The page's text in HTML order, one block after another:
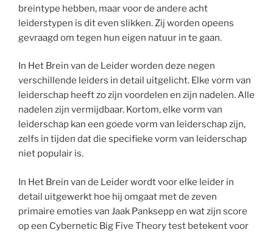
breintype hebben, maar voor de andere acht
leiderstypen is dit even slikken. Zij worden opeens
gevraagd om tegen hun eigen natuur in te gaan.
In Het Brein van de Leider worden deze negen
verschillende leiders in detail uitgelicht. Elke vorm van
leiderschap heeft zo zijn voordelen en zijn nadelen. Alle
nadelen zijn vermijdbaar. Kortom, elke vorm van
leiderschap kan een goede vorm van leiderschap zijn,
zelfs in tijden dat die specifieke vorm van leiderschap
niet populair is.
In Het Brein van de Leider wordt voor elke leider in
detail uitgewerkt hoe hij omgaat met de zeven
primaire emoties van Jaak Panksepp en wat zijn score
op een Cybernetic Big Five Theory test betekent voor